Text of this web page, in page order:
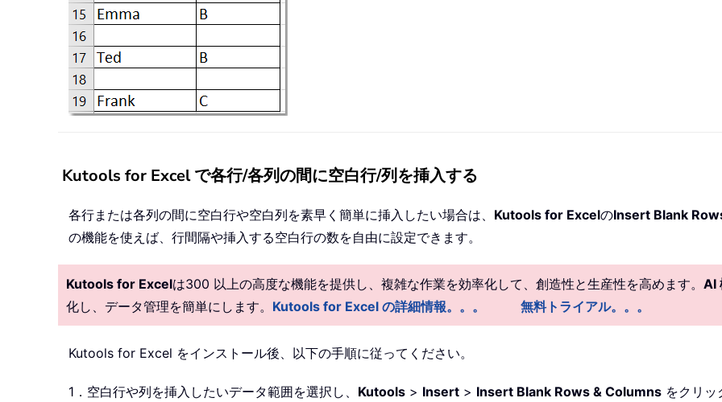
Kutools for Excel で各行/各列の間に空白行/列を挿入する
各行または各列の間に空白行や空白列を素早く簡単に挿入したい場合は、 Kutools for ExcelのInsert Blank
の機能を使えば、行間隔や挿入する空白行の数を自由に設定できます。
Kutools for Excelは300 以上の高度な機能を提供し、複雑な作業を効率化して、創造性と生産性を高めます。 AI
化し、データ管理を簡単にします。 Kutools for Excel の詳細情報。。。 無料トライアル。。。
Kutools for Excel をインストール後、以下の手順に従ってください。
1．空白行や列を挿入したいデータ範囲を選択し、 Kutools > Insert > Insert Blank Rows & Columns をクリッ